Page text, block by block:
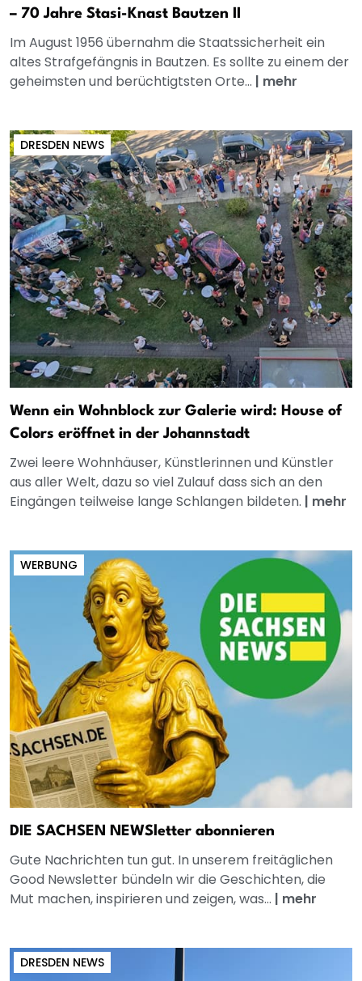
– 70 Jahre Stasi-Knast Bautzen II
Im August 1956 übernahm die Staatssicherheit ein
altes Strafgefängnis in Bautzen. Es sollte zu einem der
geheimsten und berüchtigtsten Orte... | mehr
DRESDEN NEWS
Wenn ein Wohnblock zur Galerie wird: House of
Colors eröffnet in der Johannstadt
Zwei leere Wohnhäuser, Künstlerinnen und Künstler
aus aller Welt, dazu so viel Zulauf dass sich an den
Eingängen teilweise lange Schlangen bildeten. | mehr
WERBUNG
DIE SACHSEN NEWSletter abonnieren
Gute Nachrichten tun gut. In unserem freitäglichen
Good Newsletter bündeln wir die Geschichten, die
Mut machen, inspirieren und zeigen, was... | mehr
DRESDEN NEWS